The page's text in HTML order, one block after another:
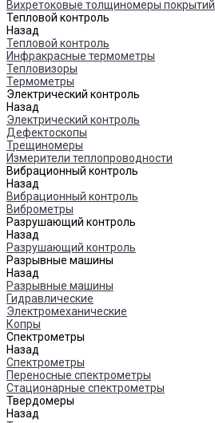
Вихретоковые толщиномеры покрытий
Тепловой контроль
Назад
Тепловой контроль
Инфракрасные термометры
Тепловизоры
Термометры
Электрический контроль
Назад
Электрический контроль
Дефектоскопы
Трещиномеры
Измерители теплопроводности
Вибрационный контроль
Назад
Вибрационный контроль
Виброметры
Разрушающий контроль
Назад
Разрушающий контроль
Разрывные машины
Назад
Разрывные машины
Гидравлические
Электромеханические
Копры
Спектрометры
Назад
Спектрометры
Переносные спектрометры
Стационарные спектрометры
Твердомеры
Назад